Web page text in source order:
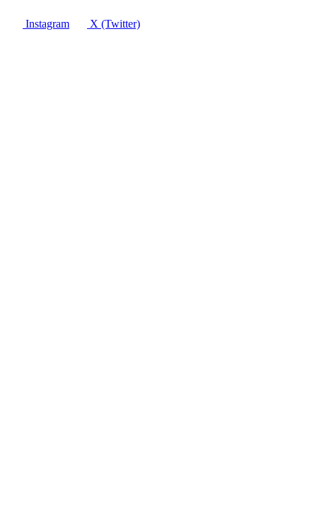
Instagram X (Twitter)